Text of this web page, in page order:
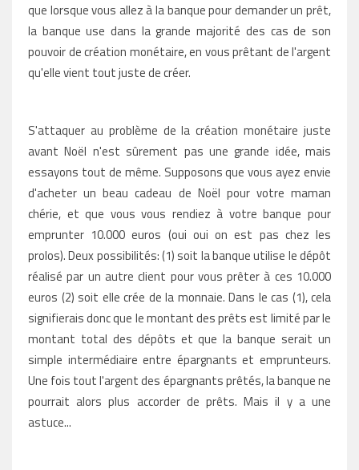
que lorsque vous allez à la banque pour demander un prêt,
la banque use dans la grande majorité des cas de son
pouvoir de création monétaire, en vous prêtant de l'argent
qu'elle vient tout juste de créer.
S'attaquer au problème de la création monétaire juste
avant Noël n'est sûrement pas une grande idée, mais
essayons tout de même. Supposons que vous ayez envie
d'acheter un beau cadeau de Noël pour votre maman
chérie, et que vous vous rendiez à votre banque pour
emprunter 10.000 euros (oui oui on est pas chez les
prolos). Deux possibilités: (1) soit la banque utilise le dépôt
réalisé par un autre client pour vous prêter à ces 10.000
euros (2) soit elle crée de la monnaie. Dans le cas (1), cela
signifierais donc que le montant des prêts est limité par le
montant total des dépôts et que la banque serait un
simple intermédiaire entre épargnants et emprunteurs.
Une fois tout l'argent des épargnants prêtés, la banque ne
pourrait alors plus accorder de prêts. Mais il y a une
astuce...